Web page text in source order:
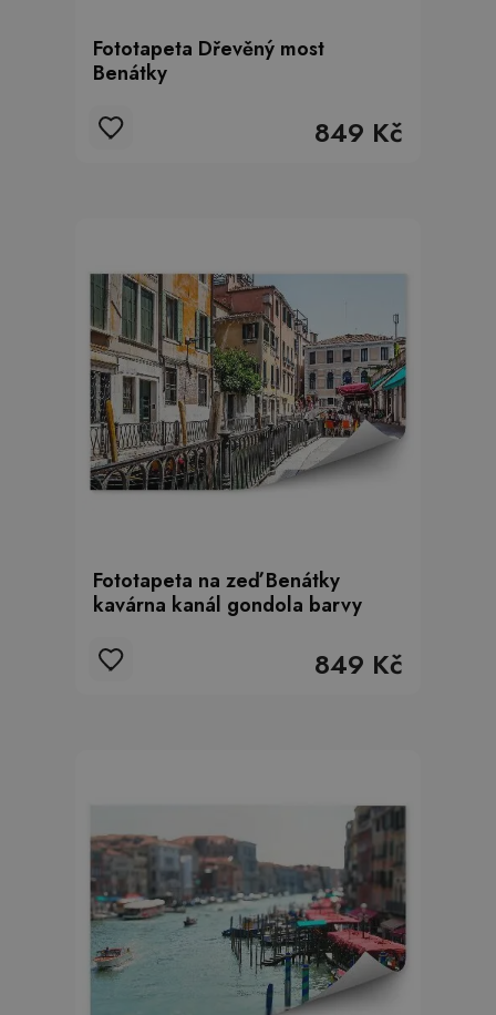
Fototapeta Dřevěný most
Benátky
849 Kč
Fototapeta na zeď Benátky
kavárna kanál gondola barvy
849 Kč